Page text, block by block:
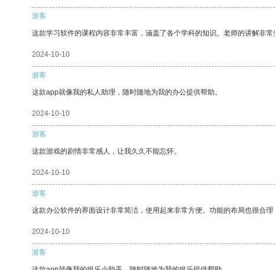
游客
这款学习软件的课程内容非常丰富，涵盖了各个学科的知识。老师的讲解非常
2024-10-10
游客
这款app就像我的私人助理，随时随地为我的办公提供帮助。
2024-10-10
游客
这款游戏的剧情非常感人，让我久久不能忘怀。
2024-10-10
游客
这款办公软件的界面设计非常简洁，使用起来非常方便。功能的布局也很合理
2024-10-10
游客